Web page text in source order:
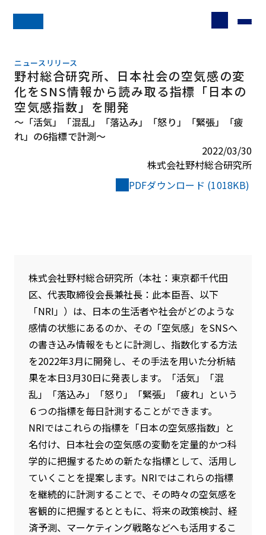
ニュースリリース
野村総合研究所、日本社会の空気感の変
化をSNS情報から読み取る指標「日本の
空気感指数」を開発
～「活気」「混乱」「落込み」「怒り」「緊張」「疲
れ」の6指標で計測～
2022/03/30
株式会社野村総合研究所
PDFダウンロード (1018KB)
株式会社野村総合研究所（本社：東京都千代田
区、代表取締役会長兼社長：此本臣吾、以下
「NRI」）は、日本の生活者や社会がどのような
感情の状態にあるのか、その「空気感」をSNSへ
の書き込み情報をもとに計測し、指数化する方法
を2022年3月に開発し、その手法を用いた分析結
果を本日3月30日に発表します。「活気」「混
乱」「落込み」「怒り」「緊張」「疲れ」という
６つの指標を毎日計測することができます。
NRIではこれらの指標を「日本の空気感指数」と
名付け、日本社会の空気感の変動を定量的かつ科
学的に把握するための新たな指標として、活用し
ていくことを提案します。NRIではこれらの指標
を継続的に計測することで、その時々の空気感を
客観的に把握するとともに、将来の政策検討、経
済予測、マーケティング戦略などへも活用するこ